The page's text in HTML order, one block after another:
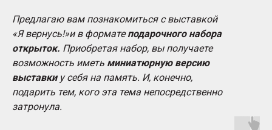
Предлагаю вам познакомиться с выставкой
«Я вернусь!»и в форматеподарочного набора
открыток. Приобретая набор, вы получаете
возможность иметь миниатюрную версию
выставкиу себя на память. И, конечно,
подарить тем, кого эта тема непосредственно
затронула.